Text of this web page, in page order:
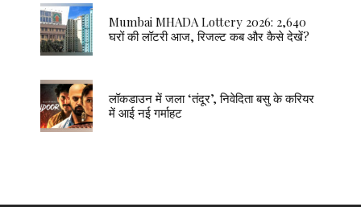
Mumbai MHADA Lottery 2026: 2,640
घरों की लॉटरी आज, रिजल्ट कब और कैसे देखें?
लॉकडाउन में जला ‘तंदूर’, निवेदिता बसु के करियर
में आई नई गर्माहट